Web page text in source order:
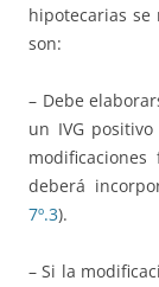
hipotecarias
son:
– Debe
un IVG
deberá
7º.3).
– Si la